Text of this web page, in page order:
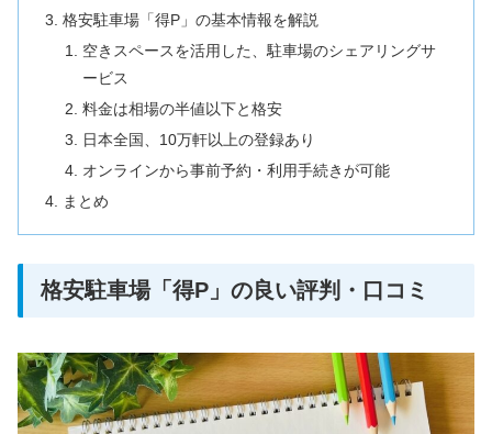
格安駐車場「得P」の基本情報を解説
空きスペースを活用した、駐車場のシェアリングサ
ービス
料金は相場の半値以下と格安
日本全国、10万軒以上の登録あり
オンラインから事前予約・利用手続きが可能
まとめ
格安駐車場「得P」の良い評判・口コミ